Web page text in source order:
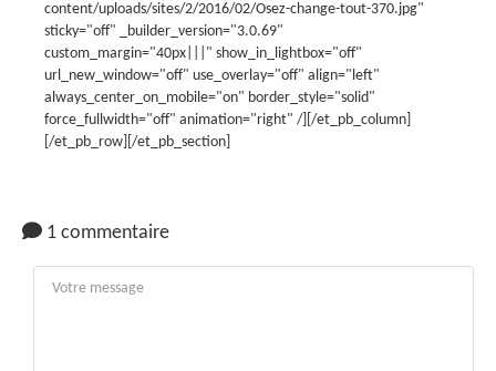
content/uploads/sites/2/2016/02/Osez-change-tout-370.jpg"
sticky="off" _builder_version="3.0.69"
custom_margin="40px|||" show_in_lightbox="off"
url_new_window="off" use_overlay="off" align="left"
always_center_on_mobile="on" border_style="solid"
force_fullwidth="off" animation="right" /][/et_pb_column]
[/et_pb_row][/et_pb_section]
1 commentaire